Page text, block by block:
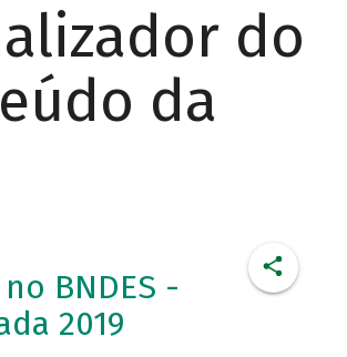
do
da
BNDES -
2019